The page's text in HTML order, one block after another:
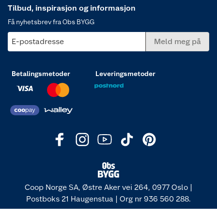
Tilbud, inspirasjon og informasjon
Få nyhetsbrev fra Obs BYGG
E-postadresse Meld meg på
Betalingsmetoder Leveringsmetoder
Coop Norge SA, Østre Aker vei 264, 0977 Oslo |
Postboks 21 Haugenstua | Org nr 936 560 288.